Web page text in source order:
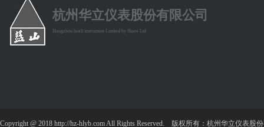
杭州华立仪表股份有限公司
Hangzhou huali instrument Limited by Share Ltd
Copyright @ 2018 http://hz-hlyb.com All Rights Reserved. 版权所有：杭州华立仪表